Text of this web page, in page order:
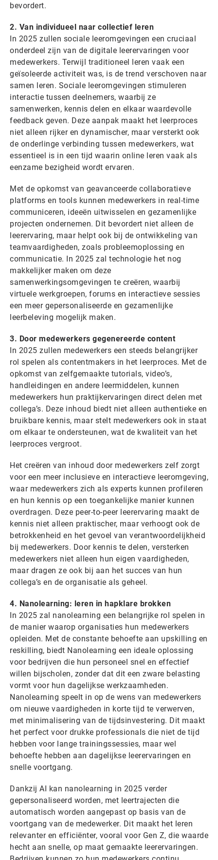
bevordert.
2. Van individueel naar collectief leren
In 2025 zullen sociale leeromgevingen een cruciaal
onderdeel zijn van de digitale leerervaringen voor
medewerkers. Terwijl traditioneel leren vaak een
geïsoleerde activiteit was, is de trend verschoven naar
samen leren. Sociale leeromgevingen stimuleren
interactie tussen deelnemers, waarbij ze
samenwerken, kennis delen en elkaar waardevolle
feedback geven. Deze aanpak maakt het leerproces
niet alleen rijker en dynamischer, maar versterkt ook
de onderlinge verbinding tussen medewerkers, wat
essentieel is in een tijd waarin online leren vaak als
eenzame bezigheid wordt ervaren.
Met de opkomst van geavanceerde collaboratieve
platforms en tools kunnen medewerkers in real-time
communiceren, ideeën uitwisselen en gezamenlijke
projecten ondernemen. Dit bevordert niet alleen de
leerervaring, maar helpt ook bij de ontwikkeling van
teamvaardigheden, zoals probleemoplossing en
communicatie. In 2025 zal technologie het nog
makkelijker maken om deze
samenwerkingsomgevingen te creëren, waarbij
virtuele werkgroepen, forums en interactieve sessies
een meer gepersonaliseerde en gezamenlijke
leerbeleving mogelijk maken.
3. Door medewerkers gegenereerde content
In 2025 zullen medewerkers een steeds belangrijker
rol spelen als contentmakers in het leerproces. Met de
opkomst van zelfgemaakte tutorials, video’s,
handleidingen en andere leermiddelen, kunnen
medewerkers hun praktijkervaringen direct delen met
collega’s. Deze inhoud biedt niet alleen authentieke en
bruikbare kennis, maar stelt medewerkers ook in staat
om elkaar te ondersteunen, wat de kwaliteit van het
leerproces vergroot.
Het creëren van inhoud door medewerkers zelf zorgt
voor een meer inclusieve en interactieve leeromgeving,
waar medewerkers zich als experts kunnen profileren
en hun kennis op een toegankelijke manier kunnen
overdragen. Deze peer-to-peer leerervaring maakt de
kennis niet alleen praktischer, maar verhoogt ook de
betrokkenheid en het gevoel van verantwoordelijkheid
bij medewerkers. Door kennis te delen, versterken
medewerkers niet alleen hun eigen vaardigheden,
maar dragen ze ook bij aan het succes van hun
collega’s en de organisatie als geheel.
4. Nanolearning: leren in hapklare brokken
In 2025 zal nanolearning een belangrijke rol spelen in
de manier waarop organisaties hun medewerkers
opleiden. Met de constante behoefte aan upskilling en
reskilling, biedt Nanolearning een ideale oplossing
voor bedrijven die hun personeel snel en effectief
willen bijscholen, zonder dat dit een zware belasting
vormt voor hun dagelijkse werkzaamheden.
Nanolearning speelt in op de wens van medewerkers
om nieuwe vaardigheden in korte tijd te verwerven,
met minimalisering van de tijdsinvestering. Dit maakt
het perfect voor drukke professionals die niet de tijd
hebben voor lange trainingssessies, maar wel
behoefte hebben aan dagelijkse leerervaringen en
snelle voortgang.
Dankzij AI kan nanolearning in 2025 verder
gepersonaliseerd worden, met leertrajecten die
automatisch worden aangepast op basis van de
voortgang van de medewerker. Dit maakt het leren
relevanter en efficiënter, vooral voor Gen Z, die waarde
hecht aan snelle, op maat gemaakte leerervaringen.